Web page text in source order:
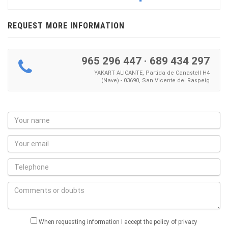
REQUEST MORE INFORMATION
965 296 447 · 689 434 297
YAKART ALICANTE, Partida de Canastell H4
(Nave) - 03690, San Vicente del Raspeig
When requesting information I accept the policy of privacy